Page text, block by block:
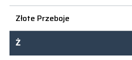
Złote Przeboje
Ż